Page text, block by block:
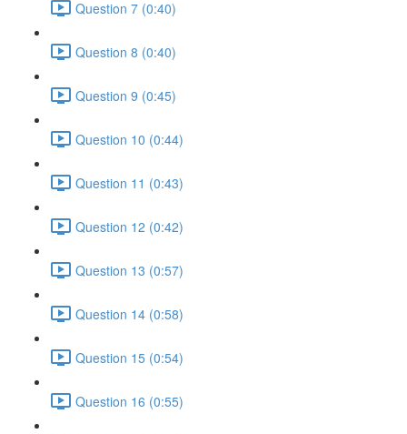
Question 7 (0:40)
Question 8 (0:40)
Question 9 (0:45)
Question 10 (0:44)
Question 11 (0:43)
Question 12 (0:42)
Question 13 (0:57)
Question 14 (0:58)
Question 15 (0:54)
Question 16 (0:55)